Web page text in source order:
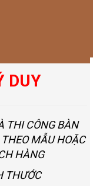
DUY
THI CÔNG BÀN
MẪU HOẶC
HÀNG
THƯỚC